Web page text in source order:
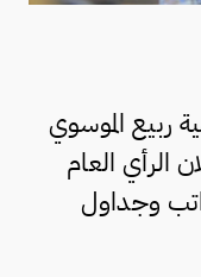
ربيع الموسوي
العام
وجداول